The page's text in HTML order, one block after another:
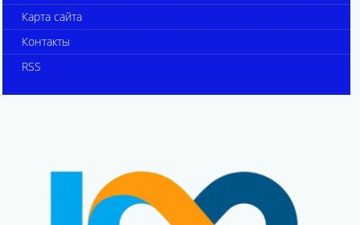
Карта сайта
Контакты
RSS